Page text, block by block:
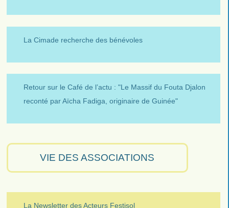
La Cimade recherche des bénévoles
Retour sur le Café de l’actu : "Le Massif du Fouta Djalon
reconté par Aïcha Fadiga, originaire de Guinée"
VIE DES ASSOCIATIONS
La Newsletter des Acteurs Festisol